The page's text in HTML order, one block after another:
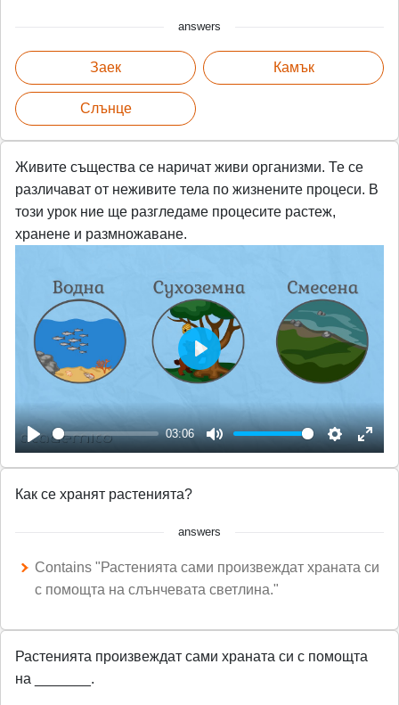
answers
Заек
Слънце
Камък
Живите същества се наричат живи организми. Те се
различават от неживите тела по жизнените процеси. В
този урок ние ще разгледаме процесите растеж,
хранене и размножаване.
P
a
03:06
M
e
S
n
E
f
P
a
y
Как се хранят растенията?
answers
Contains "Растенията сами произвеждат храната си
с помощта на слънчевата светлина."
Растенията произвеждат сами храната си с помощта
на _______.